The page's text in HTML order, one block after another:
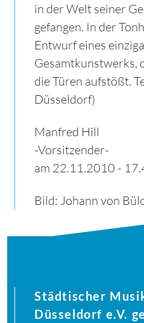
in der Welt seiner
gefangen. In der
Entwurf eines
Gesamtkunstwerks,
die Türen aufstößt.
Düsseldorf)
Manfred Hill
-Vorsitzender-
am 22.11.2010 -
Bild: Johann von
Städtischer
Düsseldorf e.V.